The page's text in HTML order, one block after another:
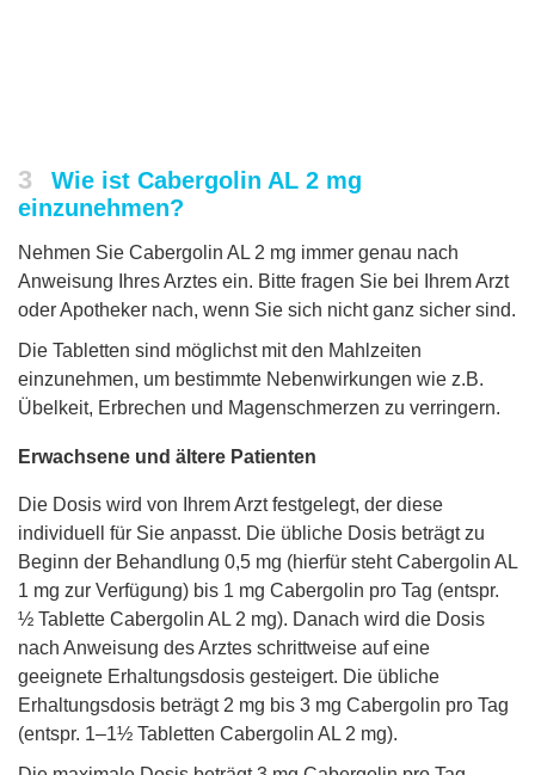
3
Wie ist Cabergolin AL 2 mg
einzunehmen?
Nehmen Sie Cabergolin AL 2 mg immer genau nach
Anweisung Ihres Arztes ein. Bitte fragen Sie bei Ihrem Arzt
oder Apotheker nach, wenn Sie sich nicht ganz sicher sind.
Die Tabletten sind möglichst mit den Mahlzeiten
einzunehmen, um bestimmte Nebenwirkungen wie z.B.
Übelkeit, Erbrechen und Magenschmerzen zu verringern.
Erwachsene und ältere Patienten
Die Dosis wird von Ihrem Arzt festgelegt, der diese
individuell für Sie anpasst. Die übliche Dosis beträgt zu
Beginn der Behandlung 0,5 mg (hierfür steht Cabergolin AL
1 mg zur Verfügung) bis 1 mg Cabergolin pro Tag (entspr.
½ Tablette Cabergolin AL 2 mg). Danach wird die Dosis
nach Anweisung des Arztes schrittweise auf eine
geeignete Erhaltungsdosis gesteigert. Die übliche
Erhaltungsdosis beträgt 2 mg bis 3 mg Cabergolin pro Tag
(entspr. 1–1½ Tabletten Cabergolin AL 2 mg).